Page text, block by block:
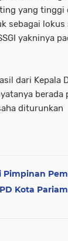
yang tinggi
sebagai
yakninya
dari Kepala
berada
diturunkan
Pimpinan
Kota